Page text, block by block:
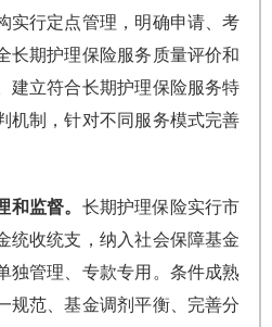
实行定点管理，明确申请、考
长期护理保险服务质量评价和
建立符合长期护理保险服务特
机制，针对不同服务模式完善
和监督。 长期护理保险实行市
统收统支，纳入社会保障基金
独管理、专款专用。条件成熟
规范、基金调剂平衡、完善分